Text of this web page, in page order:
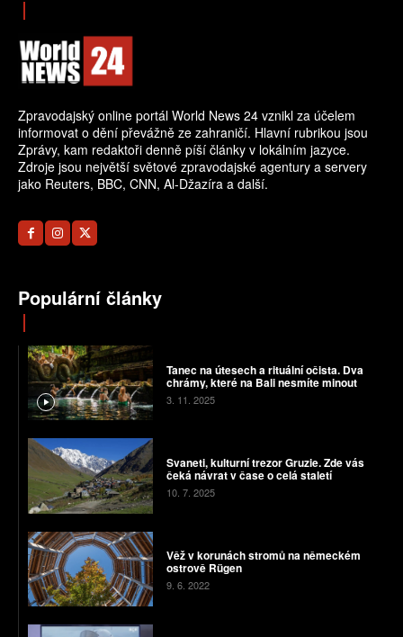
Zpravodajský online portál World News 24 vznikl za účelem
informovat o dění převážně ze zahraničí. Hlavní rubrikou jsou
Zprávy, kam redaktoři denně píší články v lokálním jazyce.
Zdroje jsou největší světové zpravodajské agentury a servery
jako Reuters, BBC, CNN, Al-Džazíra a další.
Populární články
Tanec na útesech a rituální očista. Dva
chrámy, které na Bali nesmíte minout
3. 11. 2025
Svaneti, kulturní trezor Gruzie. Zde vás
čeká návrat v čase o celá staletí
10. 7. 2025
Věž v korunách stromů na německém
ostrově Rügen
9. 6. 2022